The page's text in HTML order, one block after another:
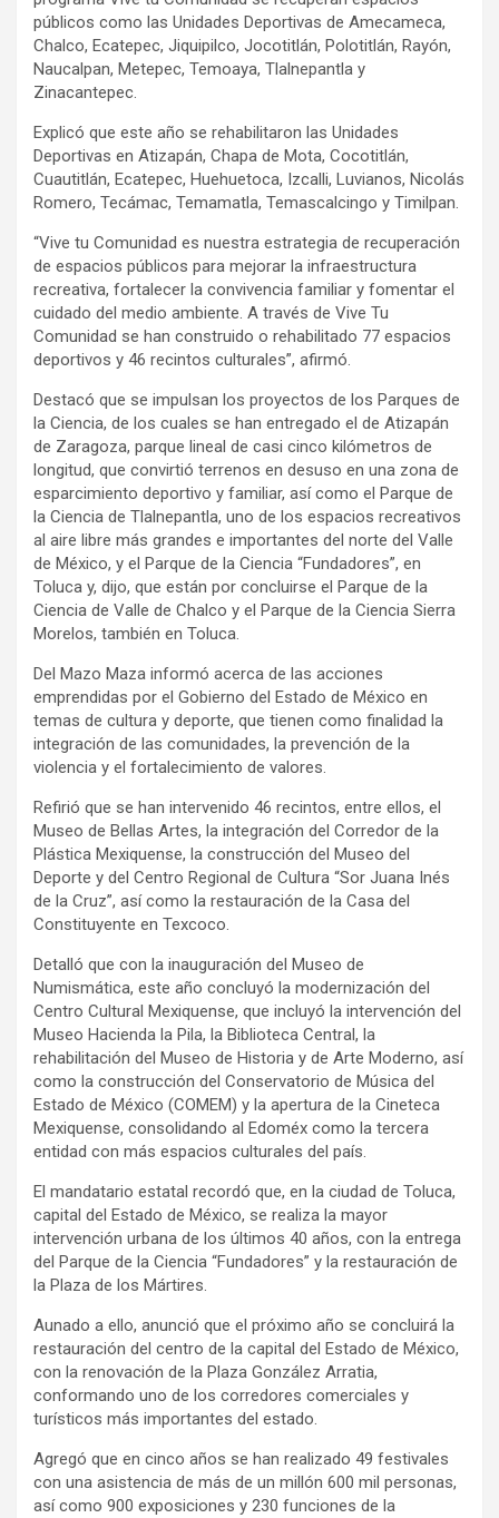
públicos como las Unidades Deportivas de Amecameca,
Chalco, Ecatepec, Jiquipilco, Jocotitlán, Polotitlán, Rayón,
Naucalpan, Metepec, Temoaya, Tlalnepantla y
Zinacantepec.
Explicó que este año se rehabilitaron las Unidades
Deportivas en Atizapán, Chapa de Mota, Cocotitlán,
Cuautitlán, Ecatepec, Huehuetoca, Izcalli, Luvianos, Nicolás
Romero, Tecámac, Temamatla, Temascalcingo y Timilpan.
“Vive tu Comunidad es nuestra estrategia de recuperación
de espacios públicos para mejorar la infraestructura
recreativa, fortalecer la convivencia familiar y fomentar el
cuidado del medio ambiente. A través de Vive Tu
Comunidad se han construido o rehabilitado 77 espacios
deportivos y 46 recintos culturales”, afirmó.
Destacó que se impulsan los proyectos de los Parques de
la Ciencia, de los cuales se han entregado el de Atizapán
de Zaragoza, parque lineal de casi cinco kilómetros de
longitud, que convirtió terrenos en desuso en una zona de
esparcimiento deportivo y familiar, así como el Parque de
la Ciencia de Tlalnepantla, uno de los espacios recreativos
al aire libre más grandes e importantes del norte del Valle
de México, y el Parque de la Ciencia “Fundadores”, en
Toluca y, dijo, que están por concluirse el Parque de la
Ciencia de Valle de Chalco y el Parque de la Ciencia Sierra
Morelos, también en Toluca.
Del Mazo Maza informó acerca de las acciones
emprendidas por el Gobierno del Estado de México en
temas de cultura y deporte, que tienen como finalidad la
integración de las comunidades, la prevención de la
violencia y el fortalecimiento de valores.
Refirió que se han intervenido 46 recintos, entre ellos, el
Museo de Bellas Artes, la integración del Corredor de la
Plástica Mexiquense, la construcción del Museo del
Deporte y del Centro Regional de Cultura “Sor Juana Inés
de la Cruz”, así como la restauración de la Casa del
Constituyente en Texcoco.
Detalló que con la inauguración del Museo de
Numismática, este año concluyó la modernización del
Centro Cultural Mexiquense, que incluyó la intervención del
Museo Hacienda la Pila, la Biblioteca Central, la
rehabilitación del Museo de Historia y de Arte Moderno, así
como la construcción del Conservatorio de Música del
Estado de México (COMEM) y la apertura de la Cineteca
Mexiquense, consolidando al Edoméx como la tercera
entidad con más espacios culturales del país.
El mandatario estatal recordó que, en la ciudad de Toluca,
capital del Estado de México, se realiza la mayor
intervención urbana de los últimos 40 años, con la entrega
del Parque de la Ciencia “Fundadores” y la restauración de
la Plaza de los Mártires.
Aunado a ello, anunció que el próximo año se concluirá la
restauración del centro de la capital del Estado de México,
con la renovación de la Plaza González Arratia,
conformando uno de los corredores comerciales y
turísticos más importantes del estado.
Agregó que en cinco años se han realizado 49 festivales
con una asistencia de más de un millón 600 mil personas,
así como 900 exposiciones y 230 funciones de la